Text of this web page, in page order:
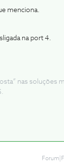
menciona.
na port 4.
nas soluções